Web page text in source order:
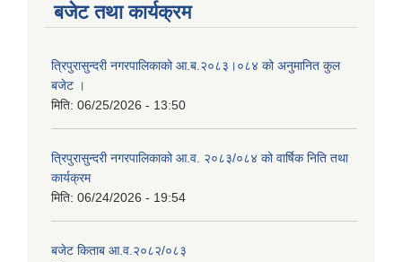
बजेट तथा कार्यक्रम
त्रिपुरासुन्दरी नगरपालिकाको आ.ब.२०८३।०८४ को अनुमानित कुल
बजेट ।
मिति: 06/25/2026 - 13:50
त्रिपुरासुन्दरी नगरपालिकाको आ.व. २०८३/०८४ को वार्षिक निति तथा
कार्यक्रम
मिति: 06/24/2026 - 19:54
बजेट किताब आ.व.२०८२/०८३